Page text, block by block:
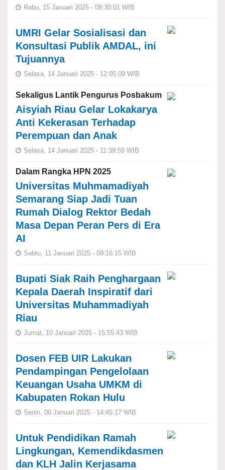
Rabu, 15 Januari 2025 - 08:30:01 WIB
UMRI Gelar Sosialisasi dan
Konsultasi Publik AMDAL, ini
Tujuannya
Selasa, 14 Januari 2025 - 12:05:09 WIB
Sekaligus Lantik Pengurus Posbakum
Aisyiah Riau Gelar Lokakarya
Anti Kekerasan Terhadap
Perempuan dan Anak
Selasa, 14 Januari 2025 - 11:39:59 WIB
Dalam Rangka HPN 2025
Universitas Muhmamadiyah
Semarang Siap Jadi Tuan
Rumah Dialog Rektor Bedah
Masa Depan Peran Pers di Era
AI
Sabtu, 11 Januari 2025 - 09:16:15 WIB
Bupati Siak Raih Penghargaan
Kepala Daerah Inspiratif dari
Universitas Muhammadiyah
Riau
Jumat, 10 Januari 2025 - 15:55:43 WIB
Dosen FEB UIR Lakukan
Pendampingan Pengelolaan
Keuangan Usaha UMKM di
Kabupaten Rokan Hulu
Senin, 06 Januari 2025 - 14:45:17 WIB
Untuk Pendidikan Ramah
Lingkungan, Kemendikdasmen
dan KLH Jalin Kerjasama